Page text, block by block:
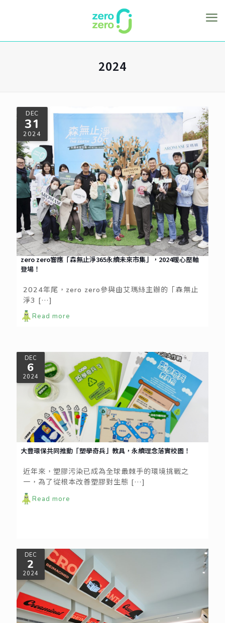
2024
DEC
31
2024
zero zero響應「森無止淨365永續未來市集」，2024暖心壓軸
登場！
2024年尾，zero zero參與由艾瑪絲主辦的「森無止
淨3 […]
Read more
DEC
6
2024
大豐環保共同推動「塑學奇兵」教具，永續理念落實校園！
近年來，塑膠污染已成為全球最棘手的環境挑戰之
一，為了從根本改善塑膠對生態 […]
Read more
DEC
2
2024